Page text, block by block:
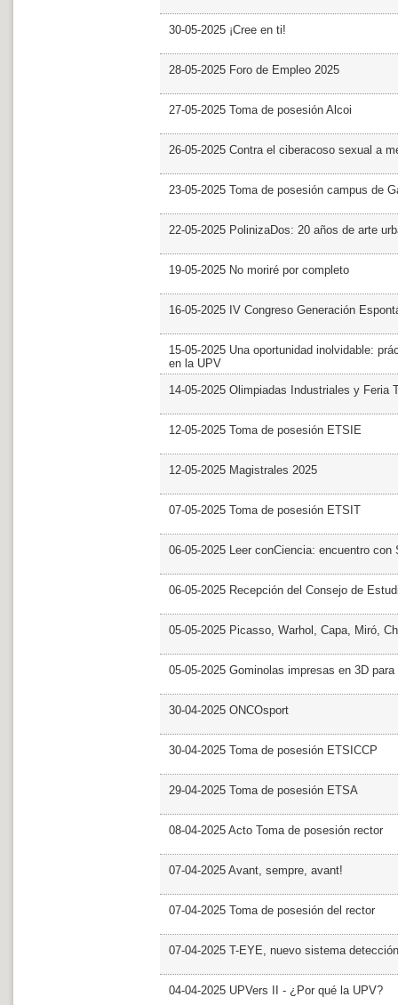
30-05-2025 ¡Cree en ti!
28-05-2025 Foro de Empleo 2025
27-05-2025 Toma de posesión Alcoi
26-05-2025 Contra el ciberacoso sexual a
23-05-2025 Toma de posesión campus de
22-05-2025 PolinizaDos: 20 años de arte
19-05-2025 No moriré por completo
16-05-2025 IV Congreso Generación
15-05-2025 Una oportunidad inolvidable:
en la UPV
14-05-2025 Olimpiadas Industriales y Feria
12-05-2025 Toma de posesión ETSIE
12-05-2025 Magistrales 2025
07-05-2025 Toma de posesión ETSIT
06-05-2025 Leer conCiencia: encuentro con
06-05-2025 Recepción del Consejo de
05-05-2025 Picasso, Warhol, Capa, Miró,
05-05-2025 Gominolas impresas en 3D
30-04-2025 ONCOsport
30-04-2025 Toma de posesión ETSICCP
29-04-2025 Toma de posesión ETSA
08-04-2025 Acto Toma de posesión rector
07-04-2025 Avant, sempre, avant!
07-04-2025 Toma de posesión del rector
07-04-2025 T-EYE, nuevo sistema
04-04-2025 UPVers II - ¿Por qué la UPV?